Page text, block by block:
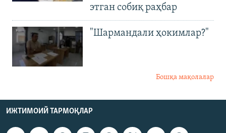
этган собиқ раҳбар
"Шармандали ҳокимлар?"
Бошқа мақолалар
ИЖТИМОИЙ ТАРМОҚЛАР